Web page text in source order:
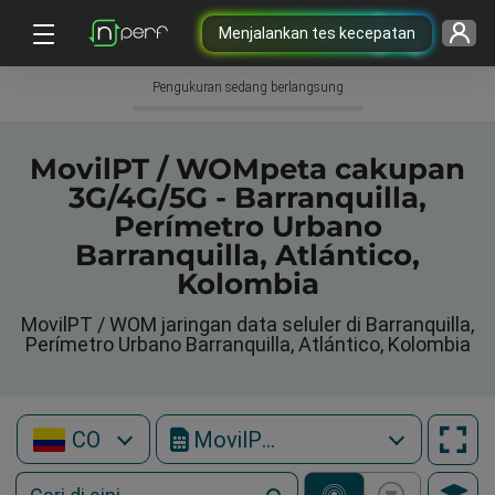
Menjalankan tes kecepatan
Pengukuran sedang berlangsung
MovilPT / WOMpeta cakupan
3G/4G/5G - Barranquilla,
Perímetro Urbano
Barranquilla, Atlántico,
Kolombia
MovilPT / WOM jaringan data seluler di Barranquilla,
Perímetro Urbano Barranquilla, Atlántico, Kolombia
CO MovilPT / WOM